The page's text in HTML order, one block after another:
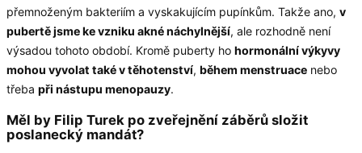
přemnoženým bakteriím a vyskakujícím pupínkům. Takže ano, v
pubertě jsme ke vzniku akné náchylnější, ale rozhodně není
výsadou tohoto období. Kromě puberty ho hormonální výkyvy
mohou vyvolat také v těhotenství, během menstruace nebo
třeba při nástupu menopauzy.
Měl by Filip Turek po zveřejnění záběrů složit
poslanecký mandát?